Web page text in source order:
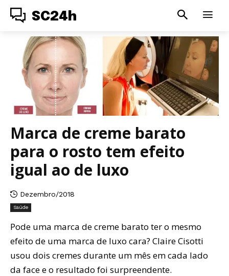
SC24h
Marca de creme barato
para o rosto tem efeito
igual ao de luxo
Dezembro/2018
Saúde
Pode uma marca de creme barato ter o mesmo
efeito de uma marca de luxo cara? Claire Cisotti
usou dois cremes durante um mês em cada lado
da face e o resultado foi surpreendente.